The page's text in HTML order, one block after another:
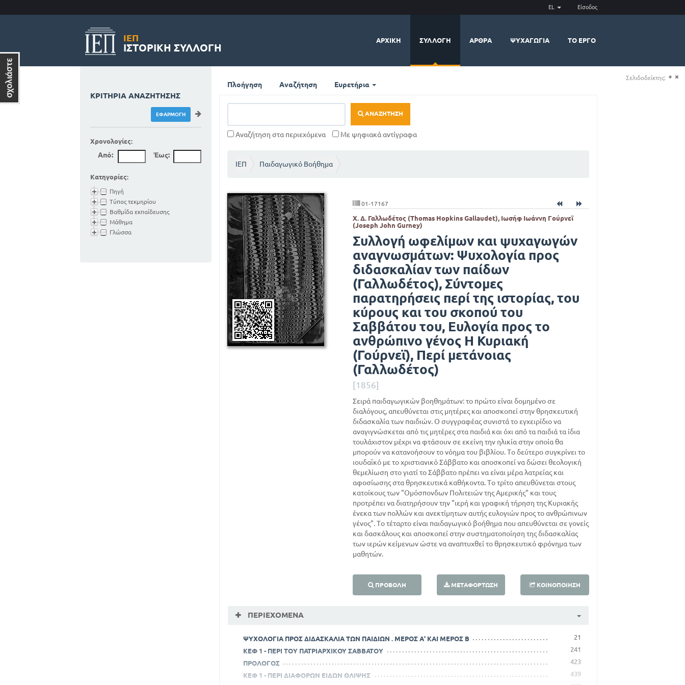
EL Είσοδος
ΙΕΠ
ΙΣΤΟΡΙΚΉ ΣΥΛΛΟΓΉ
ΑΡΧΙΚΉ ΣΥΛΛΟΓΉ ΆΡΘΡΑ ΨΥΧΑΓΩΓΊΑ ΤΟ ΈΡΓΟ
Πλοήγηση Αναζήτηση Ευρετήρια
ΑΝΑΖΉΤΗΣΗ
Αναζήτηση στα περιεχόμενα Με ψηφιακά αντίγραφα
ΙΕΠ Παιδαγωγικό Βοήθημα
01-17167
Χ. Δ. Γαλλωδέτος (Thomas Hopkins Gallaudet), Ιωσήφ Ιωάννη Γούρνεϊ
(Joseph John Gurney)
Συλλογή ωφελίμων και ψυχαγωγών
αναγνωσμάτων: Ψυχολογία προς
διδασκαλίαν των παίδων
(Γαλλωδέτος), Σύντομες
παρατηρήσεις περί της ιστορίας, του
κύρους και του σκοπού του
Σαββάτου του, Ευλογία προς το
ανθρώπινο γένος Η Κυριακή
(Γούρνεϊ), Περί μετάνοιας
(Γαλλωδέτος)
[1856]
Σειρά παιδαγωγικών βοηθημάτων: το πρώτο είναι δομημένο σε
διαλόγους, απευθύνεται στις μητέρες και αποσκοπεί στην θρησκευτική
διδασκαλία των παιδιών. Ο συγγραφέας συνιστά το εγχειρίδιο να
αναγιγνώσκεται από τις μητέρες στα παιδιά και όχι από τα παιδιά τα ίδια
τουλάχιστον μέχρι να φτάσουν σε εκείνη την ηλικία στην οποία θα
μπορούν να κατανοήσουν το νόημα του βιβλίου. Το δεύτερο συγκρίνει το
ιουδαϊκό με το χριστιανικό Σάββατο και αποσκοπεί να δώσει θεολογική
θεμελίωση στο γιατί το Σάββατο πρέπει να είναι μέρα λατρείας και
αφοσίωσης στα θρησκευτικά καθήκοντα. Το τρίτο απευθύνεται στους
κατοίκους των "Ομόσπονδων Πολιτειών της Αμερικής" και τους
προτρέπει να διατηρήσουν την "ιερή και γραφική τήρηση της Κυριακής
ένεκα των πολλών και ανεκτίμητων αυτής ευλογιών προς το ανθρώπινων
γένος". Το τέταρτο είναι παιδαγωγικό βοήθημα που απευθύνεται σε γονείς
και δασκάλους και αποσκοπεί στην συστηματοποίηση της διδασκαλίας
των ιερών κείμενων ώστε να αναπτυχθεί το θρησκευτικό φρόνημα των
μαθητών.
ΠΡΟΒΟΛΉ ΜΕΤΑΦΌΡΤΩΣΗ ΚΟΙΝΟΠΟΊΗΣΗ
ΠΕΡΙΕΧΌΜΕΝΑ
ΨΥΧΟΛΟΓΙΑ ΠΡΟΣ ΔΙΔΑΣΚΑΛΙΑ ΤΩΝ ΠΑΙΔΙΩΝ . ΜΕΡΟΣ Α' ΚΑΙ ΜΕΡΟΣ Β
21
ΚΕΦ 1 - ΠΕΡΙ ΤΟΥ ΠΑΤΡΙΑΡΧΙΚΟΥ ΣΑΒΒΑΤΟΥ
241
ΠΡΟΛΟΓΟΣ
423
ΚΕΦ 1 - ΠΕΡΙ ΔΙΑΦΟΡΩΝ ΕΙΔΩΝ ΘΛΙΨΗΣ
439
ΚΡΙΤΉΡΙΑ ΑΝΑΖΉΤΗΣΗΣ
Χρονολογίες:
Από: Έως:
Κατηγορίες:
Πηγή
Τύπος τεκμηρίου
Βαθμίδα εκπαίδευσης
Μάθημα
Γλώσσα
Σελιδοδείκτης: